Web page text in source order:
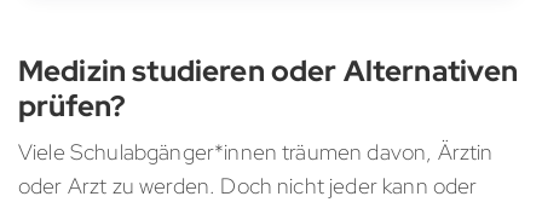
Medizin studieren oder Alternativen
prüfen?
Viele Schulabgänger*innen träumen davon, Ärztin
oder Arzt zu werden. Doch nicht jeder kann oder